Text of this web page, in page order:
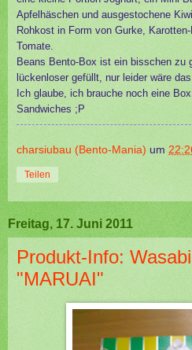
Apfelhäschen und ausgestochene
Rohkost in Form von Gurke,
Tomate.
Beans Bento-Box ist ein bisschen zu
lückenloser gefüllt, nur leider wäre
Ich glaube, ich brauche noch eine
Sandwiches ;P
charsiubau (Bento-Mania) um
Teilen
Freitag, 17. Juni 2011
Produkt-Info:
"MARUAI"